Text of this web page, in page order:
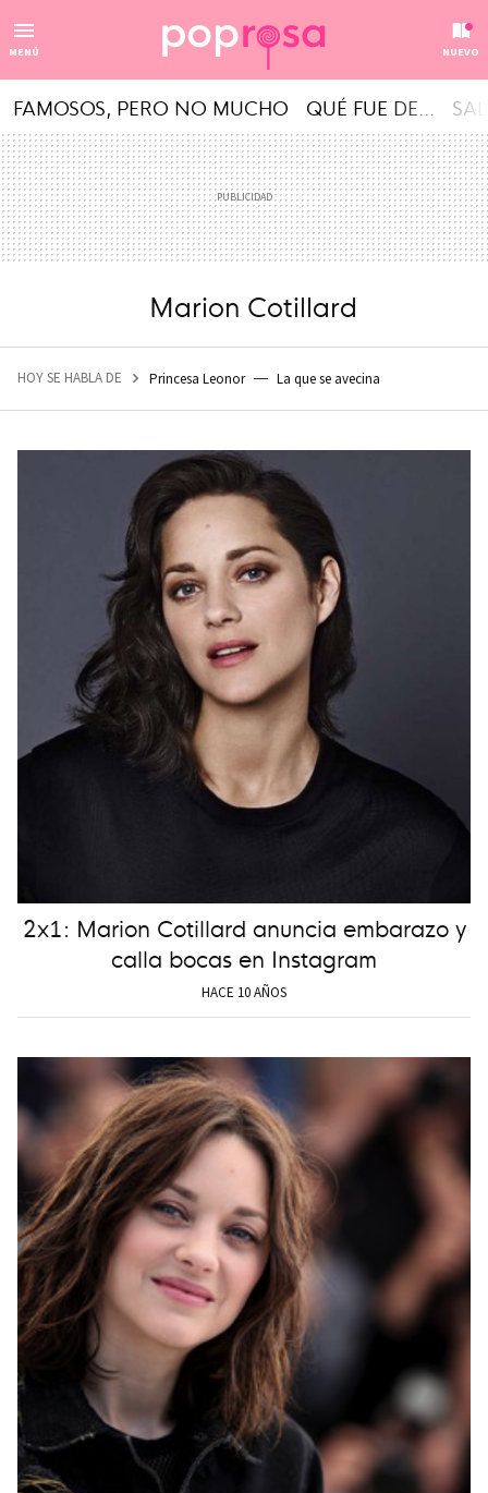
MENÚ NUEVO
FAMOSOS, PERO NO MUCHO QUÉ FUE DE...
Marion Cotillard
HOY SE HABLA DE Princesa Leonor La que se avecina
2x1: Marion Cotillard anuncia embarazo y
calla bocas en Instagram
HACE 10 AÑOS